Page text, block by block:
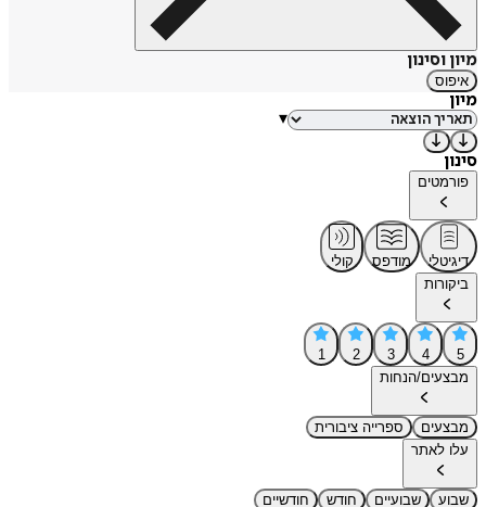
מיון וסינון
איפוס
מיון
▾
סינון
פורמטים
דיגיטלי מודפס
קולי
ביקורות
5
4
3
2
1
מבצעים/הנחות
מבצעים
ספרייה ציבורית
עלו לאתר
שבוע שבועיים חודש חודשיים